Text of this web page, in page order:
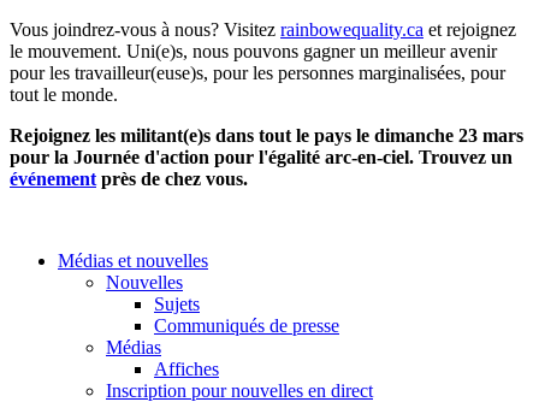
Vous joindrez-vous à nous? Visitez rainbowequality.ca et rejoignez
le mouvement. Uni(e)s, nous pouvons gagner un meilleur avenir
pour les travailleur(euse)s, pour les personnes marginalisées, pour
tout le monde.
Rejoignez les militant(e)s dans tout le pays le dimanche 23 mars
pour la Journée d'action pour l'égalité arc-en-ciel. Trouvez un
événement près de chez vous.
Médias et nouvelles
Nouvelles
Sujets
Communiqués de presse
Médias
Affiches
Inscription pour nouvelles en direct